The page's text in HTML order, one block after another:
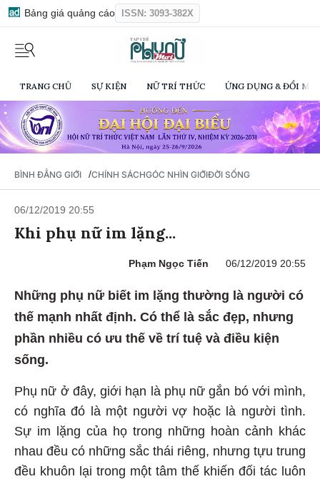
Bảng giá quảng cáo ISSN: 3093-382X
TRANG CHỦ SỰ KIỆN NỮ TRÍ THỨC ỨNG DỤNG & ĐỔI
BÌNH ĐẲNG GIỚI /CHÍNH SÁCHGÓC NHÌN GIỚIĐỜI SỐNG
06/12/2019 20:55
Khi phụ nữ im lặng...
Phạm Ngọc Tiến 06/12/2019 20:55
Những phụ nữ biết im lặng thường là người có
thế mạnh nhất định. Có thể là sắc đẹp, nhưng
phần nhiều có ưu thế về trí tuệ và điều kiện
sống.
Phụ nữ ở đây, giới hạn là phụ nữ gắn bó với mình,
có nghĩa đó là một người vợ hoặc là người tình.
Sự im lặng của họ trong những hoàn cảnh khác
nhau đều có những sắc thái riêng, nhưng tựu trung
đều khuôn lại trong một tâm thế khiến đối tác luôn